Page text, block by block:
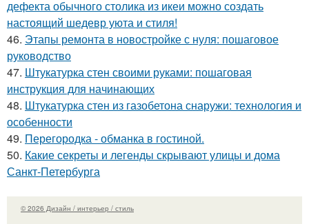
дефекта обычного столика из икеи можно создать
настоящий шедевр уюта и стиля!
46. Этапы ремонта в новостройке с нуля: пошаговое
руководство
47. Штукатурка стен своими руками: пошаговая
инструкция для начинающих
48. Штукатурка стен из газобетона снаружи: технология и
особенности
49. Перегородка - обманка в гостиной.
50. Какие секреты и легенды скрывают улицы и дома
Санкт-Петербурга
© 2026 Дизайн / интерьер / стиль